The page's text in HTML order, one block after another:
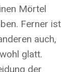
Mörtel
Ferner ist
auch,
glatt.
der